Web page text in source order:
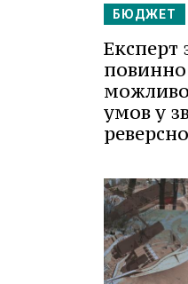
БЮДЖЕТ
Експерт
повинно
умов у